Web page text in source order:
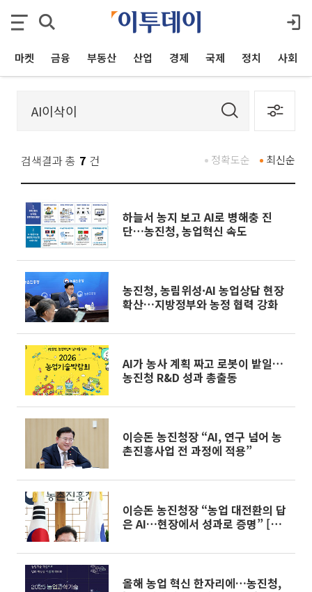
마켓 금융 부동산 산업 경제 국제 정치 사회
검색결과 총 7 건 최신순
정확도순
하늘서 농지 보고 AI로 병해충 진
단…농진청, 농업혁신 속도
농진청, 농림위성·AI 농업상담 현장
확산…지방정부와 농정 협력 강화
AI가 농사 계획 짜고 로봇이 밭일…
농진청 R&D 성과 총출동
이승돈 농진청장 “AI, 연구 넘어 농
촌진흥사업 전 과정에 적용”
이승돈 농진청장 “농업 대전환의 답
은 AI…현장에서 성과로 증명” [이
올해 농업 혁신 한자리에…농진청,